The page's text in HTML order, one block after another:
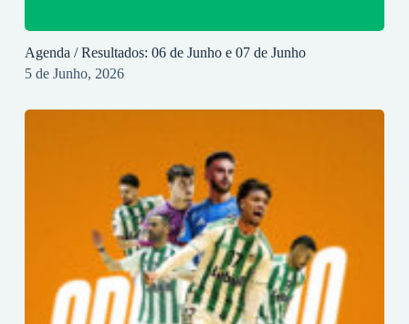
Agenda / Resultados: 06 de Junho e 07 de Junho
5 de Junho, 2026